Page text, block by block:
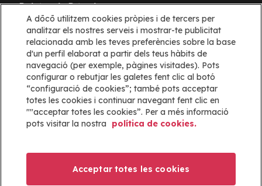
Política de Privadesa
Termes i Condicions
Política de galetes
Configuració de les cookies
Informació
Ajuda
Mapa web
ayuda@docoapp.com
A dōcō utilitzem cookies pròpies i de tercers per
analitzar els nostres serveis i mostrar-te publicitat
relacionada amb les teves preferències sobre la base
d'un perfil elaborat a partir dels teus hàbits de
navegació (per exemple, pàgines visitades). Pots
configurar o rebutjar les galetes fent clic al botó
“configuració de cookies”; també pots acceptar
totes les cookies i continuar navegant fent clic en
""acceptar totes les cookies”. Per a més informació
pots visitar la nostra
política de cookies.
Acceptar totes les cookies